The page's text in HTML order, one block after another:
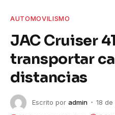
AUTOMOVILISMO
JAC Cruiser
transportar
distancias
Escrito por admin
18 de